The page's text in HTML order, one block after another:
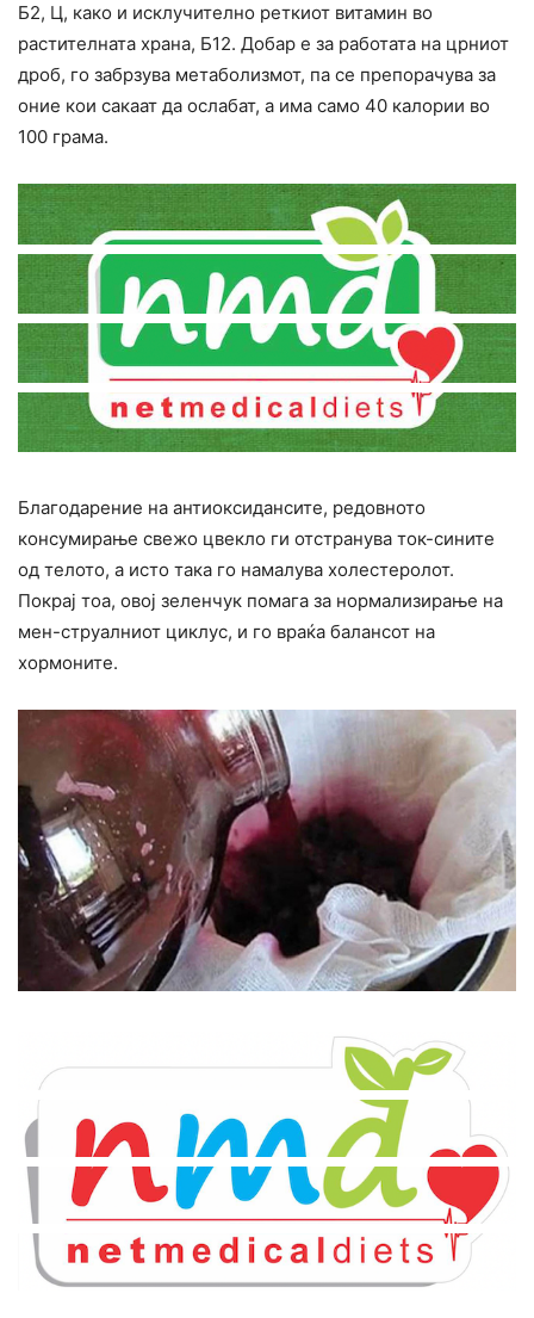
Б2, Ц, како и исклучително реткиот витамин во
растителната храна, Б12. Добар е за работата на црниот
дроб, го забрзува метаболизмот, па се препорачува за
оние кои сакаат да ocлабат, а има само 40 калории во
100 грама.
Благодарение на антиоксидансите, редовното
конcyмирање свежо цвекло ги отстранува ток-сините
од телото, а исто така го намалува холестеролот.
Покрај тоа, овој зеленчук помага за нормализирање на
мен-струалниот циклус, и го враќа балансот на
хормоните.